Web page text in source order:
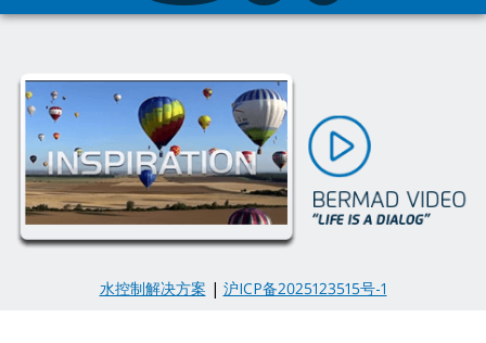
水控制解决方案 | 沪ICP备2025123515号-1